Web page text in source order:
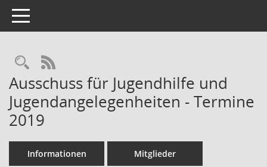
Toggle navigation
Rechercheauswahl
RSS-Feed
Ausschuss für Jugendhilfe und
Jugendangelegenheiten - Termine
2019
Informationen Mitglieder